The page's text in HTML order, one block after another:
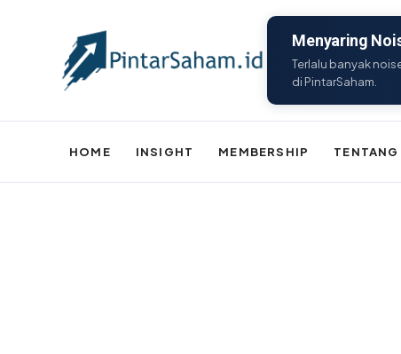
Menyaring
Terlalu banyak
di PintarSaham.
HOME INSIGHT MEMBERSHIP TENTANG